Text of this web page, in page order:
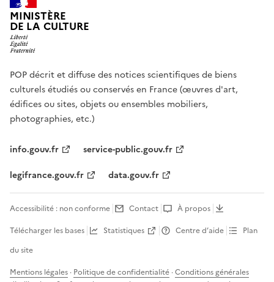
MINISTÈRE
DE LA CULTURE
POP décrit et diffuse des notices scientifiques de biens
culturels étudiés ou conservés en France (œuvres d'art,
édifices ou sites, objets ou ensembles mobiliers,
photographies, etc.)
info.gouv.fr
service-public.gouv.fr
legifrance.gouv.fr
data.gouv.fr
Accessibilité : non conforme Contact
À propos
Télécharger les bases
Statistiques Centre d’aide
Plan
du site
Mentions légales · Politique de confidentialité ·Conditions générales